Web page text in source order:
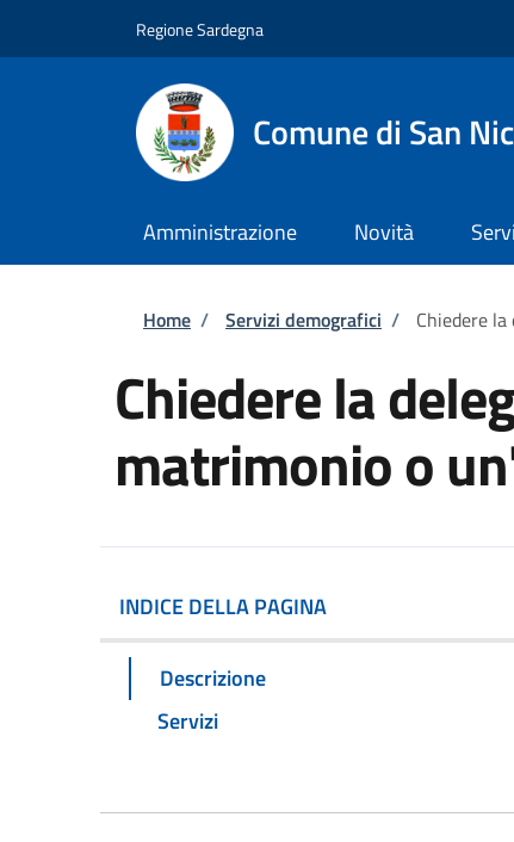
Regione Sardegna
Comune di San
Amministrazione Novità
Briciole di pane
Home / Servizi demografici / Chiedere
Chiedere la
matrimonio o
INDICE DELLA PAGINA
Descrizione
Servizi